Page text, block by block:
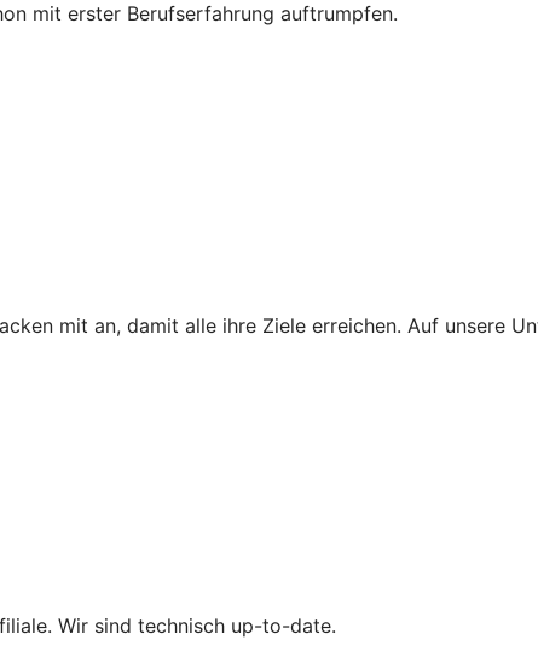
mit erster Berufserfahrung auftrumpfen.
mit an, damit alle ihre Ziele erreichen. Auf unsere
Wir sind technisch up-to-date.